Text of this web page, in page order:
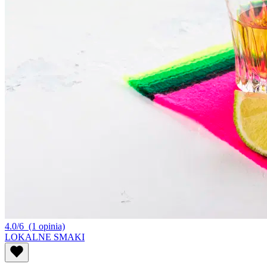
4.0/6 (1 opinia)
LOKALNE SMAKI